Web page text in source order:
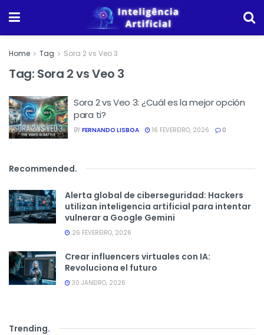
Home Tag Sora 2 vs Veo 3
Tag: Sora 2 vs Veo 3
Sora 2 vs Veo 3: ¿Cuál es la mejor opción
para ti?
BY FERNANDO LISBOA 16 FEVEREIRO, 2026 0
Recommended.
Alerta global de ciberseguridad: Hackers
utilizan inteligencia artificial para intentar
vulnerar a Google Gemini
26 FEVEREIRO, 2026
Crear influencers virtuales con IA:
Revoluciona el futuro
30 JANEIRO, 2026
Trending.